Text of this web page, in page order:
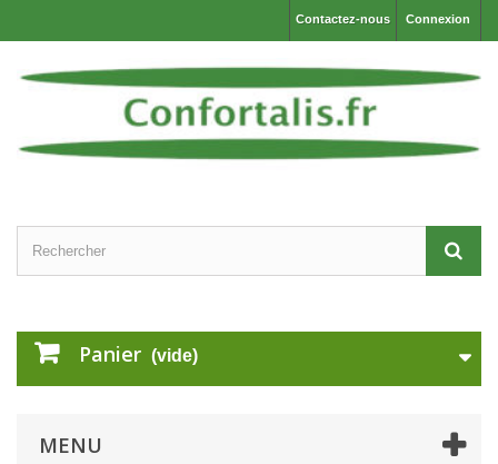
Connexion
Contactez-nous
Panier (vide)
MENU